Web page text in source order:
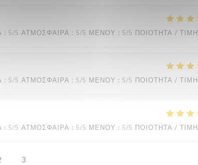
: 5/5 ΑΤΜΌΣΦΑΙΡΑ : 5/5 ΜΕΝΟΎ : 5/5 ΠΟΙΌΤΗΤΑ / ΤΙΜΉ
: 5/5 ΑΤΜΌΣΦΑΙΡΑ : 5/5 ΜΕΝΟΎ : 5/5 ΠΟΙΌΤΗΤΑ / ΤΙΜΉ
: 5/5 ΑΤΜΌΣΦΑΙΡΑ : 5/5 ΜΕΝΟΎ : 5/5 ΠΟΙΌΤΗΤΑ / ΤΙΜΉ
3